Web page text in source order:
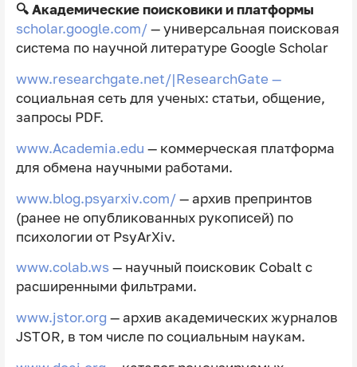
🔍 Академические поисковики и платформы
scholar.google.com/ — универсальная поисковая
система по научной литературе Google Scholar
www.researchgate.net/|ResearchGate —
социальная сеть для ученых: статьи, общение,
запросы PDF.
www.Academia.edu — коммерческая платформа
для обмена научными работами.
www.blog.psyarxiv.com/— архив препринтов
(ранее не опубликованных рукописей) по
психологии от PsyArXiv.
www.colab.ws — научный поисковик Cobalt с
расширенными фильтрами.
www.jstor.org — архив академических журналов
JSTOR, в том числе по социальным наукам.